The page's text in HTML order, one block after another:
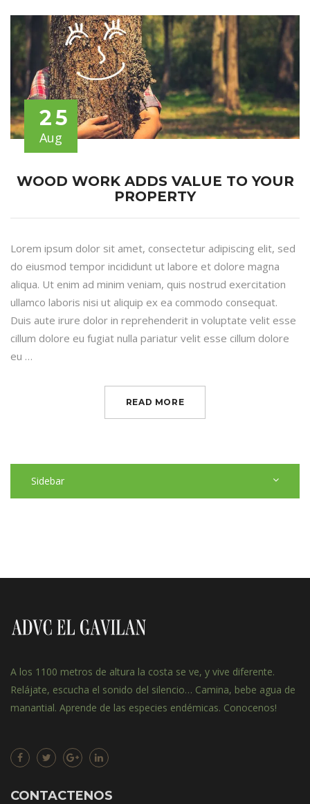
25
Aug
WOOD WORK ADDS VALUE TO YOUR
PROPERTY
Lorem ipsum dolor sit amet, consectetur adipiscing elit, sed
do eiusmod tempor incididunt ut labore et dolore magna
aliqua. Ut enim ad minim veniam, quis nostrud exercitation
ullamco laboris nisi ut aliquip ex ea commodo consequat.
Duis aute irure dolor in reprehenderit in voluptate velit esse
cillum dolore eu fugiat nulla pariatur velit esse cillum dolore
eu …
READ MORE
Sidebar
A los 1100 metros de altura la costa se ve, y vive diferente.
Relájate, escucha el sonido del silencio… Camina, bebe agua de
manantial. Aprende de las especies endémicas. Conocenos!
CONTACTENOS